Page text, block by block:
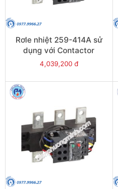
Rơle nhiệt 259-414A sử
dụng với Contactor
LC1E300-E400 - Model
4,039,200 đ